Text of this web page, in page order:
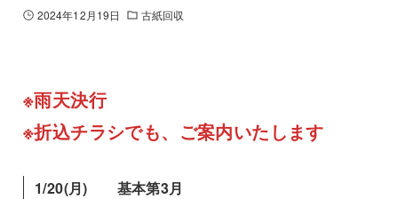
2024年12月19日 古紙回収
※雨天決行
※折込チラシでも、ご案内いたします
1/20(月) 基本第3月